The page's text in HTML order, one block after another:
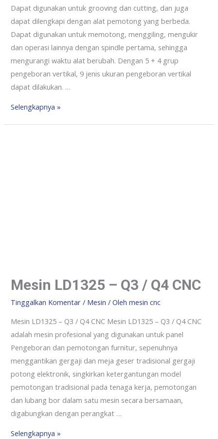
Dapat digunakan untuk grooving dan cutting, dan juga
dapat dilengkapi dengan alat pemotong yang berbeda.
Dapat digunakan untuk memotong, menggiling, mengukir
dan operasi lainnya dengan spindle pertama, sehingga
mengurangi waktu alat berubah. Dengan 5 + 4 grup
pengeboran vertikal, 9 jenis ukuran pengeboran vertikal
dapat dilakukan. …
Selengkapnya »
Mesin LD1325 – Q3 / Q4 CNC
Tinggalkan Komentar / Mesin / Olehmesin cnc
Mesin LD1325 – Q3 / Q4 CNC Mesin LD1325 – Q3 / Q4 CNC
adalah mesin profesional yang digunakan untuk panel
Pengeboran dan pemotongan furnitur, sepenuhnya
menggantikan gergaji dan meja geser tradisional gergaji
potong elektronik, singkirkan ketergantungan model
pemotongan tradisional pada tenaga kerja, pemotongan
dan lubang bor dalam satu mesin secara bersamaan,
digabungkan dengan perangkat …
Selengkapnya »